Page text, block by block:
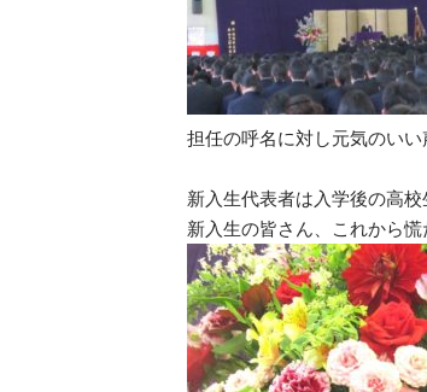
担任の呼名に対し元気のい
新入生代表者は入学後の高
新入生の皆さん、これから